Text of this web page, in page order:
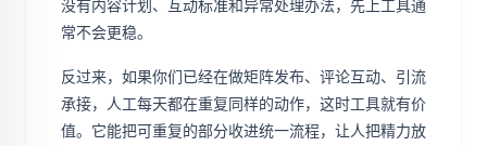
没有内容计划、互动标准和异常处理办法，先上工具通
常不会更稳。
反过来，如果你们已经在做矩阵发布、评论互动、引流
承接，人工每天都在重复同样的动作，这时工具就有价
值。它能把可重复的部分收进统一流程，让人把精力放